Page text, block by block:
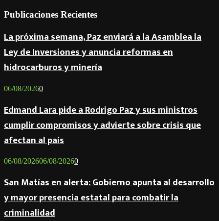
Publicaciones Recientes
La próxima semana, Paz enviará a la Asamblea la
Ley de Inversiones y anuncia reformas en
hidrocarburos y minería
06/08/20260
Edmand Lara pide a Rodrigo Paz y sus ministros
cumplir compromisos y advierte sobre crisis que
afectan al país
06/08/202606/08/20260
San Matías en alerta: Gobierno apunta al desarrollo
y mayor presencia estatal para combatir la
criminalidad